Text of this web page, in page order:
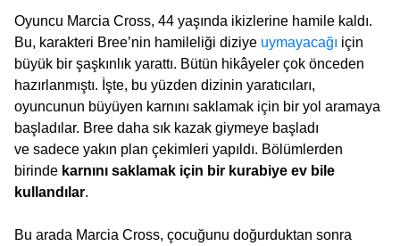
Oyuncu Marcia Cross, 44 yaşında ikizlerine hamile kaldı.
Bu, karakteri Bree’nin hamileliği diziye uymayacağı için
büyük bir şaşkınlık yarattı. Bütün hikâyeler çok önceden
hazırlanmıştı. İşte, bu yüzden dizinin yaratıcıları,
oyuncunun büyüyen karnını saklamak için bir yol aramaya
başladılar. Bree daha sık kazak giymeye başladı
ve sadece yakın plan çekimleri yapıldı. Bölümlerden
birinde karnını saklamak için bir kurabiye ev bile
kullandılar.
Bu arada Marcia Cross, çocuğunu doğurduktan sonra